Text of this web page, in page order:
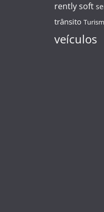
rently soft
trânsito
veículos